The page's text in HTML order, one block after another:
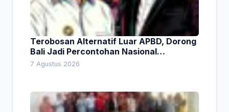
Terobosan Alternatif Luar APBD, Dorong
Bali Jadi Percontohan Nasional
Pembiayaan Daerah
7 Agustus 2026